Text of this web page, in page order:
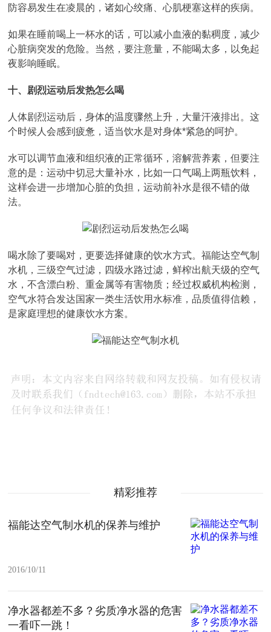
防容易发生在凌晨的，诸如心绞痛、心肌梗塞这样的疾病。
如果在睡前喝上一杯水的话，可以减小血液的黏稠度，减少
心脏病突发的危险。当然，要注意量，不能喝太多，以免起
夜影响睡眠。
十、剧烈运动后发热怎么喝
人体剧烈运动后，身体的温度骤然上升，大量汗液排出。这
个时候人会感到疲惫，适当饮水是对身体*紧急的呵护。
水可以调节血液和组织液的正常循环，溶解营养素，但要注
意的是：运动中切忌大量补水，比如一口气喝上两瓶饮料，
这样会进一步增加心脏的负担，运动前补水是很不错的做
法。
喝水除了要喝对，更要选择健康的饮水方式。福能达空气制
水机，三级空气过滤，四级水路过滤，鲜榨出航天级的空气
水，不含漂白粉、重金属等有害物质；经过权威机构检测，
空气水符合发达国家一类生活饮用水标准，品质值得信赖，
是家庭理想的健康饮水方案。
精彩推荐
福能达空气制水机的保养与维护
2016/10/11
净水器都差不多？劣质净水器的危害
一看吓一跳！